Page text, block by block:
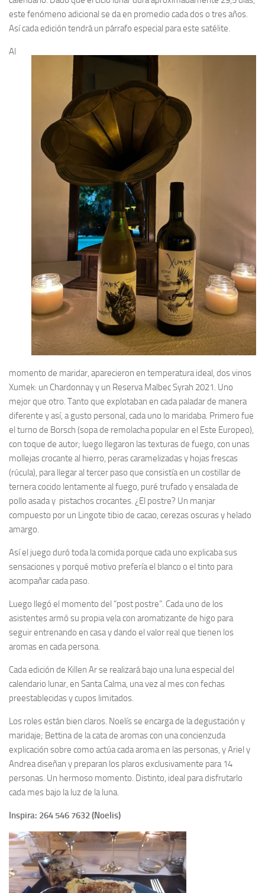
este fenómeno adicional se da en promedio cada dos o tres años.
Así cada edición tendrá un párrafo especial para este satélite.
Al
momento de maridar, aparecieron en temperatura ideal, dos vinos
Xumek: un Chardonnay y un Reserva Malbec Syrah 2021. Uno
mejor que otro. Tanto que explotaban en cada paladar de manera
diferente y así, a gusto personal, cada uno lo maridaba. Primero fue
el turno de Borsch (sopa de remolacha popular en el Este Europeo),
con toque de autor; luego llegaron las texturas de fuego, con unas
mollejas crocante al hierro, peras caramelizadas y hojas frescas
(rúcula), para llegar al tercer paso que consistía en un costillar de
ternera cocido lentamente al fuego, puré trufado y ensalada de
pollo asada y pistachos crocantes. ¿El postre? Un manjar
compuesto por un Lingote tibio de cacao, cerezas oscuras y helado
amargo.
Así el juego duró toda la comida porque cada uno explicaba sus
sensaciones y porqué motivo prefería el blanco o el tinto para
acompañar cada paso.
Luego llegó el momento del “post postre”. Cada uno de los
asistentes armó su propia vela con aromatizante de higo para
seguir entrenando en casa y dando el valor real que tienen los
aromas en cada persona.
Cada edición de Killen Ar se realizará bajo una luna especial del
calendario lunar, en Santa Calma, una vez al mes con fechas
preestablecidas y cupos limitados.
Los roles están bien claros. Noelís se encarga de la degustación y
maridaje; Bettina de la cata de aromas con una concienzuda
explicación sobre como actúa cada aroma en las personas, y Ariel y
Andrea diseñan y preparan los plaros exclusivamente para 14
personas. Un hermoso momento. Distinto, ideal para disfrutarlo
cada mes bajo la luz de la luna.
Inspira: 264 546 7632 (Noelis)